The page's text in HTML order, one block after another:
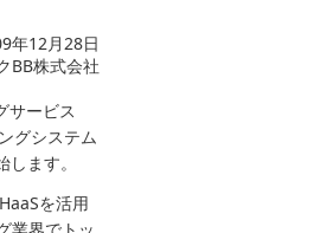
年12月28日
BB株式会社
サービス
グシステム
ます。
を活用
業界でトッ